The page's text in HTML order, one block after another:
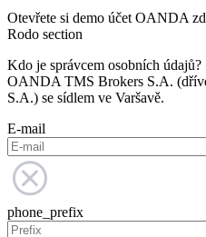
Otevřete si demo účet OANDA
Rodo section
Kdo je správcem osobních údajů?
OANDA TMS Brokers S.A.
S.A.) se sídlem ve Varšavě.
E-mail
phone_prefix